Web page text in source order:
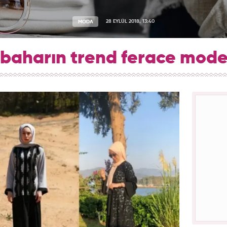
MODA 28 EYLÜL 2018, 13:40
trend ferace